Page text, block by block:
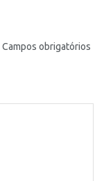
Campos obrigatórios